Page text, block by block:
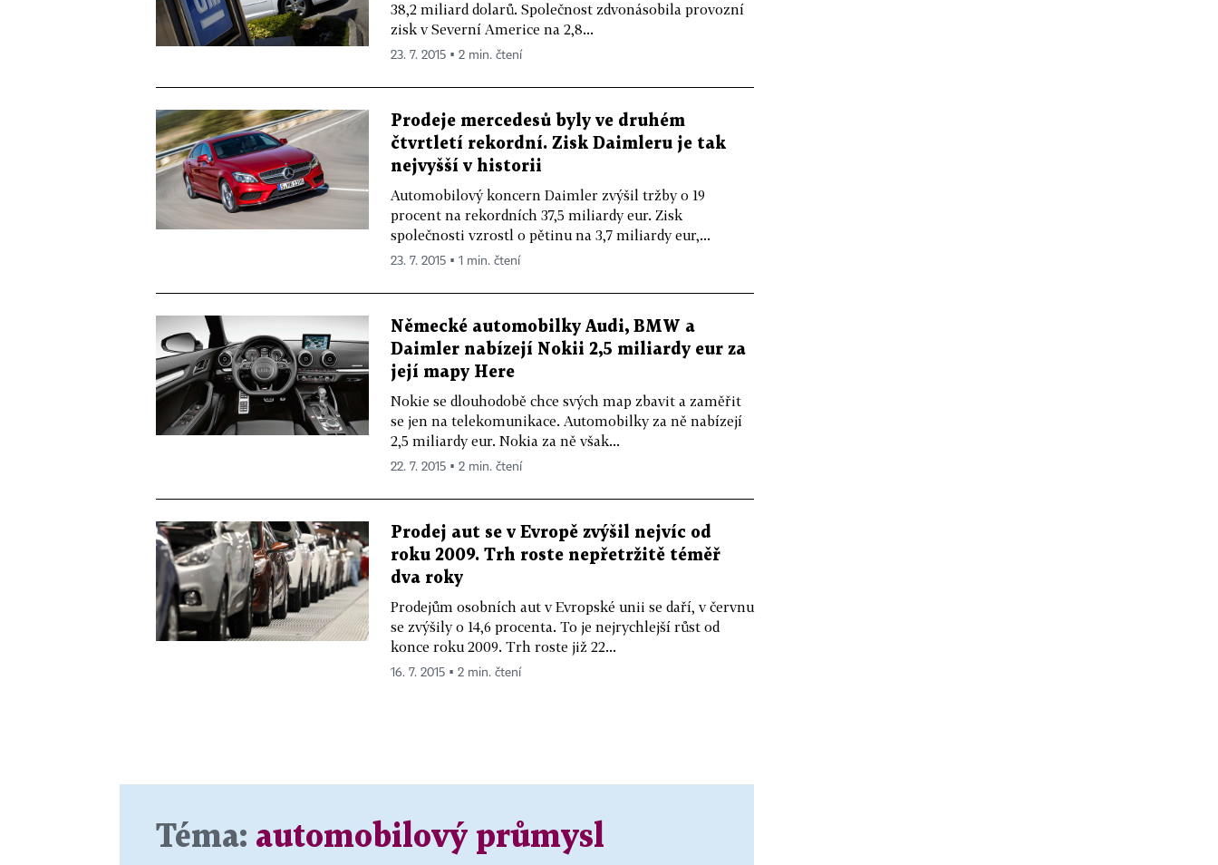
38,2 miliard dolarů. Společnost zdvonásobila provozní
zisk v Severní Americe na 2,8...
23. 7. 2015 ▪ 2 min. čtení
Prodeje mercedesů byly ve druhém
čtvrtletí rekordní. Zisk Daimleru je tak
nejvyšší v historii
Automobilový koncern Daimler zvýšil tržby o 19
procent na rekordních 37,5 miliardy eur. Zisk
společnosti vzrostl o pětinu na 3,7 miliardy eur,...
23. 7. 2015 ▪ 1 min. čtení
Německé automobilky Audi, BMW a
Daimler nabízejí Nokii 2,5 miliardy eur za
její mapy Here
Nokie se dlouhodobě chce svých map zbavit a zaměřit
se jen na telekomunikace. Automobilky za ně nabízejí
2,5 miliardy eur. Nokia za ně však...
22. 7. 2015 ▪ 2 min. čtení
Prodej aut se v Evropě zvýšil nejvíc od
roku 2009. Trh roste nepřetržitě téměř
dva roky
Prodejům osobních aut v Evropské unii se daří, v červnu
se zvýšily o 14,6 procenta. To je nejrychlejší růst od
konce roku 2009. Trh roste již 22...
16. 7. 2015 ▪ 2 min. čtení
Téma: automobilový průmysl